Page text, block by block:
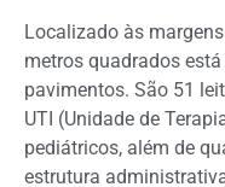
Localizado às
metros quadrados
pavimentos. São 51
UTI (Unidade de
pediátricos, além de
estrutura